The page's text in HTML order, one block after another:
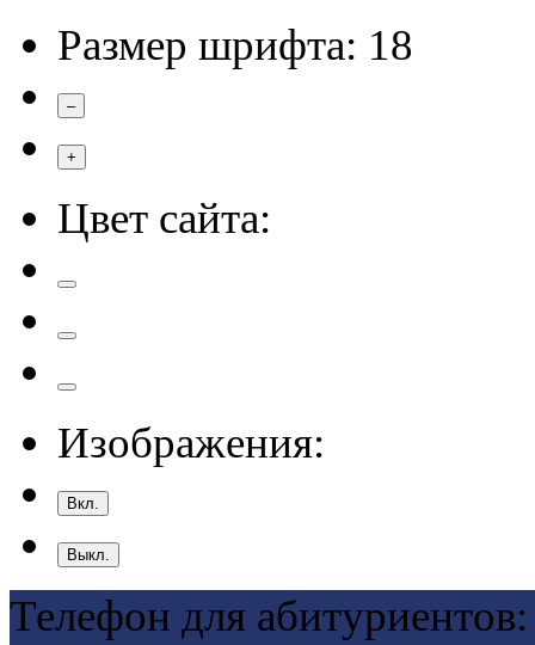
Размер шрифта: 18
–
+
Цвет сайта:
Изображения:
Вкл.
Выкл.
Телефон для